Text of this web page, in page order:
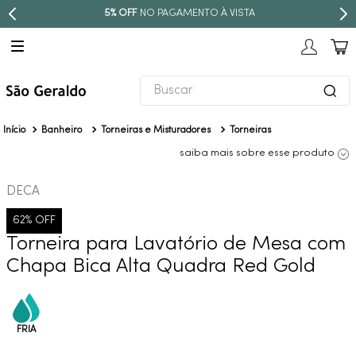
PARCELE EM ATÉ 10X SEM JUROS
Buscar
Banheiro Torneiras e Misturadores Torneiras
saiba mais sobre esse produto
DECA
62% OFF
Torneira para Lavatório de Mesa com
Chapa Bica Alta Quadra Red Gold
TERMOS MAIS BUSCADOS
4º
atlas
5 º
red gold
7º